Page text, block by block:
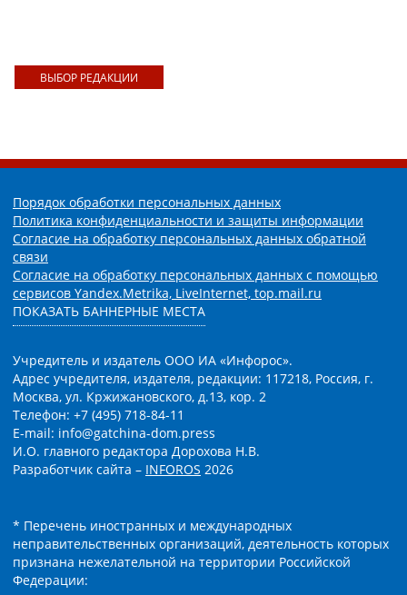
ВЫБОР РЕДАКЦИИ
Порядок обработки персональных данных
Политика конфиденциальности и защиты информации
Согласие на обработку персональных данных обратной
связи
Согласие на обработку персональных данных с помощью
сервисов Yandex.Metrika, LiveInternet, top.mail.ru
ПОКАЗАТЬ БАННЕРНЫЕ МЕСТА
Учредитель и издатель ООО ИА «Инфорос».
Адрес учредителя, издателя, редакции: 117218, Россия, г.
Москва, ул. Кржижановского, д.13, кор. 2
Телефон: +7 (495) 718-84-11
E-mail: info@gatchina-dom.press
И.О. главного редактора Дорохова Н.В.
Разработчик сайта – INFOROS 2026
* Перечень иностранных и международных
неправительственных организаций, деятельность которых
признана нежелательной на территории Российской
Федерации: